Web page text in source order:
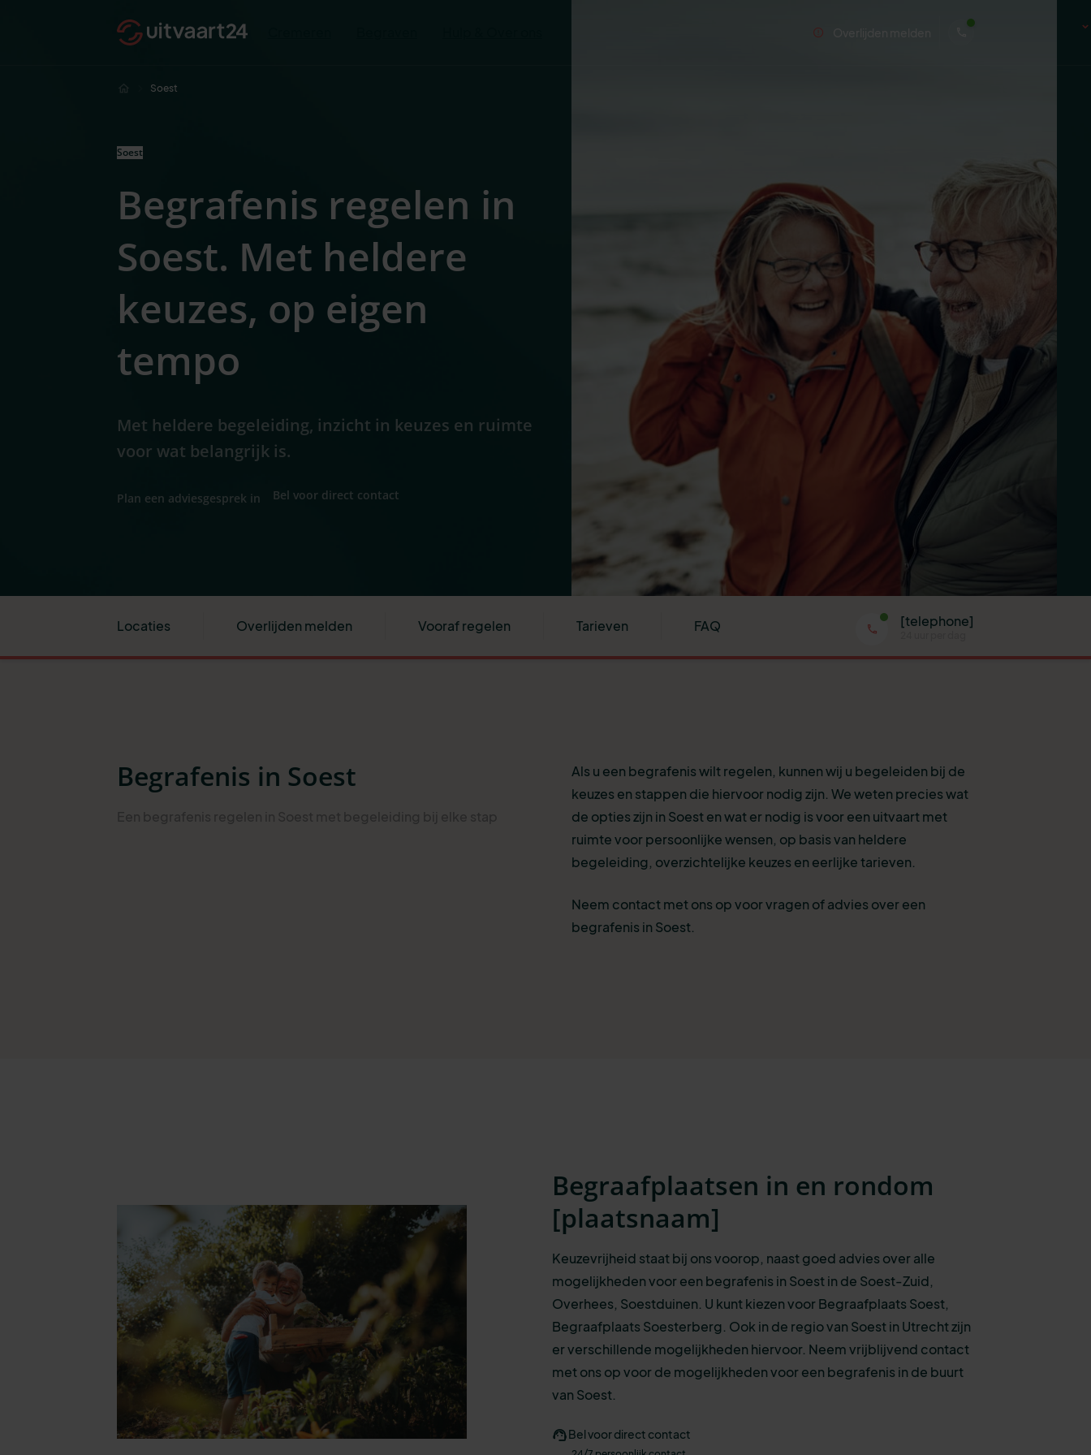
Soest
Soest
Begrafenis regelen in
Soest. Met heldere
keuzes, op eigen
tempo
Met heldere begeleiding, inzicht in keuzes en ruimte
voor wat belangrijk is.
Plan een adviesgesprek in Bel voor direct contact
Locaties Overlijden melden Vooraf regelen Tarieven FAQ [telephone]
Begrafenis in Soest
Als u een begrafenis wilt regelen, kunnen wij u begeleiden bij de
keuzes en stappen die hiervoor nodig zijn. We weten precies wat
de opties zijn in Soest en wat er nodig is voor een uitvaart met
ruimte voor persoonlijke wensen, op basis van heldere
begeleiding, overzichtelijke keuzes en eerlijke tarieven.
Neem contact met ons op voor vragen of advies over een
begrafenis in Soest.
Begraafplaatsen in en rondom
[plaatsnaam]
Keuzevrijheid staat bij ons voorop, naast goed advies over alle
mogelijkhedenvoor een begrafenis in Soest in de Soest-Zuid,
Overhees, Soestduinen. U kunt kiezen voorBegraafplaats Soest,
Begraafplaats Soesterberg. Ook in de regio van Soest in Utrecht zijn
er verschillende mogelijkheden hiervoor. Neem vrijblijvend contact
met ons op voor de mogelijkheden voor een begrafenis in de buurt
van Soest.
Bel voor direct contact